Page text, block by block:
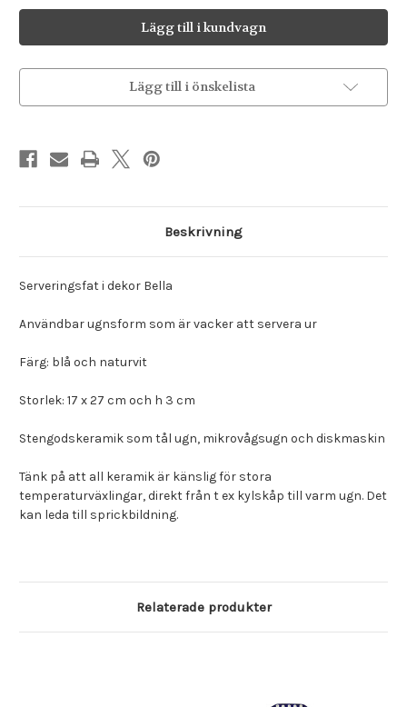
04,
Bella
04,
Bella
Lägg till i önskelista
Beskrivning
Serveringsfat i dekor Bella
Användbar ugnsform som är vacker att servera ur
Färg: blå och naturvit
Storlek: 17 x 27 cm och h 3 cm
Stengodskeramik som tål ugn, mikrovågsugn och diskmaskin
Tänk på att all keramik är känslig för stora
temperaturväxlingar, direkt från t ex kylskåp till varm ugn. Det
kan leda till sprickbildning.
Relaterade produkter